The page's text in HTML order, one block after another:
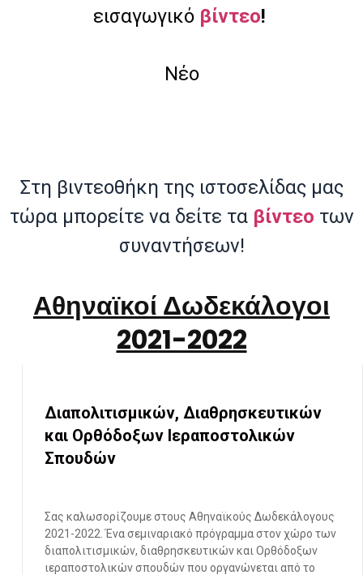
εισαγωγικό βίντεο!
Nέο
Στη βιντεοθήκη της ιστοσελίδας μας
τώρα μπορείτε να δείτε τα βίντεο των
συναντήσεων!
Αθηναϊκοί Δωδεκάλογοι
2021-2022
Διαπολιτισμικών, Διαθρησκευτικών
και Ορθόδοξων Ιεραποστολικών
Σπουδών
Σας καλωσορίζουμε στους Αθηναϊκούς Δωδεκάλογους
2021-2022. Ένα σεμιναριακό πρόγραμμα στον χώρο των
διαπολιτισμικών, διαθρησκευτικών και Ορθόδοξων
ιεραποστολικών σπουδών που οργανώνεται από το